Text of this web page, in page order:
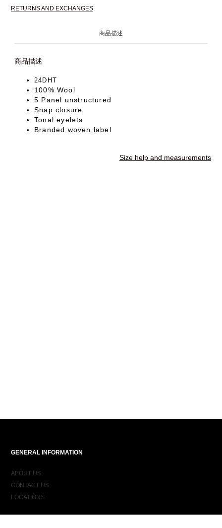
RETURNS AND EXCHANGES
商品描述
商品描述
24DHT
100% Wool
5 Panel unstructured
Snap closure
Tonal eyelets
Branded woven label
Size help and measurements
GENERAL INFORMATION
ABOUT US
CONTACT US
LOCATIONS